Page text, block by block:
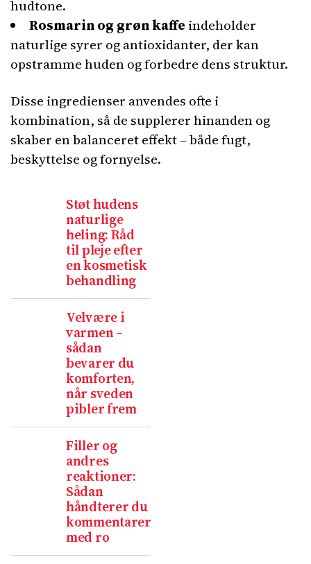
hudtone.
Rosmarin og grøn kaffe indeholder
naturlige syrer og antioxidanter, der kan
opstramme huden og forbedre dens struktur.
Disse ingredienser anvendes ofte i
kombination, så de supplerer hinanden og
skaber en balanceret effekt – både fugt,
beskyttelse og fornyelse.
Støt hudens
naturlige
heling: Råd
til pleje efter
en kosmetisk
behandling
Velvære i
varmen –
sådan
bevarer du
komforten,
når sveden
pibler frem
Filler og
andres
reaktioner:
Sådan
håndterer du
kommentarer
med ro